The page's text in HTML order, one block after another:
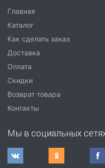
Главная
Каталог
Как сделать заказ
Доставка
Оплата
Скидки
Возврат товара
Контакты
Мы в социальных